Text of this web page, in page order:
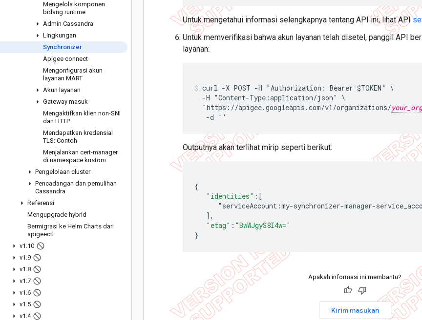
Mengelola komponen
bidang runtime
Admin Cassandra
Lingkungan
Synchronizer
Apigee connect
Mengonfigurasi akun
layanan MART
Akun layanan
Gateway masuk
Mengaktifkan klien non-SNI
dan HTTP
Mendapatkan kredensial
TLS: Contoh
Menjalankan cert-manager
di namespace kustom
Pengelolaan cluster
Pencadangan dan pemulihan
Cassandra
Referensi
Mengupgrade hybrid
Bermigrasi ke Helm Charts dari
apigeectl
v1 .10
v1 .9
v1 .8
v1 .7
v1 .6
v1 .5
v1 .4
Untuk mengetahui informasi selengkapnya tentang API ini, lihat API
Untuk memverifikasi bahwa akun layanan telah disetel, panggil API
layanan:
curl -X POST -H "Authorization: Bearer $TOKEN" \
  -H "Content-Type:application/json" \
  "https://apigee.googleapis.com/v1/organizations/
   -d ''
Outputnya akan terlihat mirip seperti berikut:
{
"identities" : [
"serviceAccount:my-synchronizer-manager-
] ,
"etag" : "BwWJgyS8I4w="
}
Apakah informasi ini membantu?
Kirim masukan